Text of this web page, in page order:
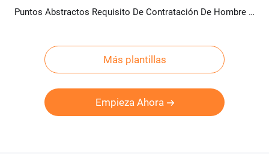
Previsualizar Personalizar Puntos Abstractos Requisito De Contratación De Hombre De Negocios 3d Publicación Anuncio Promocional Linkedin
Más plantillas
Empieza Ahora